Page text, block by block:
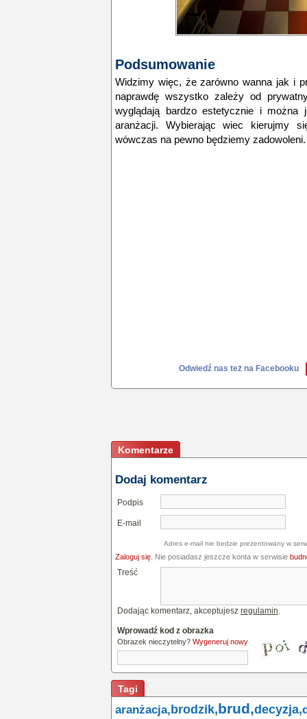
Podsumowanie
Widzimy więc, że zarówno wanna jak i
naprawdę wszystko zależy od
wyglądają bardzo estetycznie i można
aranżacji. Wybierając wiec kierujmy
wówczas na pewno będziemy
Odwiedź nas też na Facebooku
Komentarze
Dodaj komentarz
Podpis
E-mail
Adres e-mail nie bedzie prezentowany w
Zaloguj się . Nie posiadasz jeszcze konta w serwisie
Treść
Dodając komentarz, akceptujesz regulamin.
Wprowadź kod z obrazka
Obrazek nieczytelny? Wygeneruj nowy
Tagi
aranżacja, brodzik,brud,decyzja,